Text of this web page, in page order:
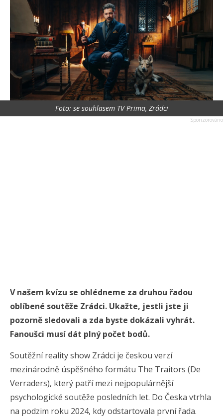
Foto: se souhlasem TV Prima, Zrádci
V našem kvízu se ohlédneme za druhou řadou
oblíbené soutěže Zrádci. Ukažte, jestli jste ji
pozorně sledovali a zda byste dokázali vyhrát.
Fanoušci musí dát plný počet bodů.
Soutěžní reality show Zrádci je českou verzí
mezinárodně úspěšného formátu The Traitors (De
Verraders), který patří mezi nejpopulárnější
psychologické soutěže posledních let. Do Česka vtrhla
na podzim roku 2024, kdy odstartovala první řada.